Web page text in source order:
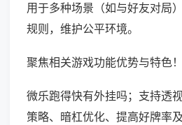
用于多种场景（如与好友对局
规则，维护公平环境。
聚焦相关游戏功能优势与特色！
微乐跑得快有外挂吗；支持透
策略、暗杠优化、提高好牌率